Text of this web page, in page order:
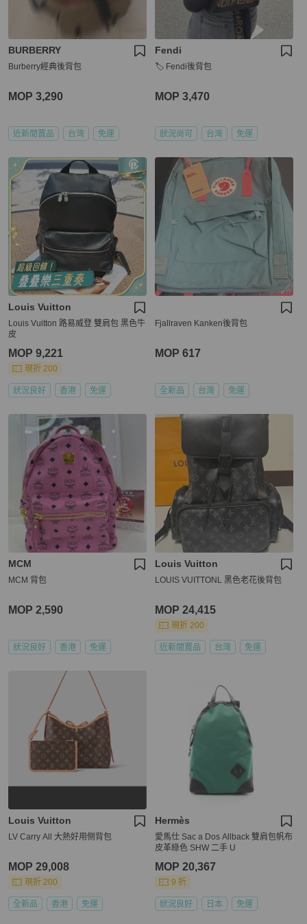
BURBERRY
Burberry經典後背包
MOP 3,290
近新閒置品 台灣 免運
Fendi
🏷️ Fendi後背包
MOP 3,470
狀況尚可 台灣 免運
Louis Vuitton
Louis Vuitton 路易威登 雙肩包 黑色牛
皮
MOP 9,221
現折 200
狀況良好 香港 免運
Fjallraven Kanken後背包
MOP 617
全新品 台灣 免運
MCM
MCM 背包
MOP 2,590
狀況良好 香港 免運
Louis Vuitton
LOUIS VUITTONL 黑色老花後背包
MOP 24,415
現折 200
近新閒置品 台灣 免運
Louis Vuitton
LV Carry All 大熱好用侧背包
MOP 29,008
現折 200
全新品 香港 免運
Hermès
愛馬仕 Sac a Dos Allback 雙肩包帆布
皮革綠色 SHW 二手 U
MOP 20,367
9 折
狀況良好 日本 免運